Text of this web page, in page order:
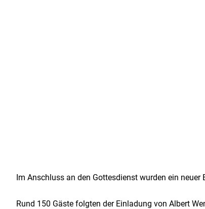
Im Anschluss an den Gottesdienst wurden ein
Rund 150 Gäste folgten der Einladung von Albert